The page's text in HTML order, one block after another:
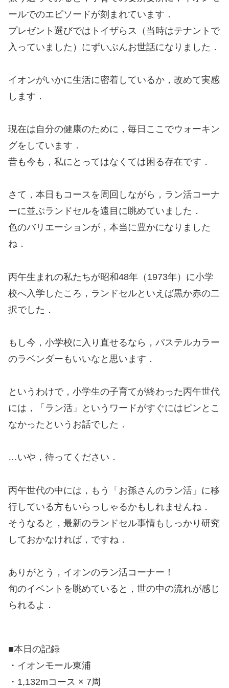
ールでのエピソードが刻まれています．
プレゼント選びではトイザらス（当時はテナントで
入っていました）にずいぶんお世話になりました．
イオンがいかに生活に密着しているか，改めて実感
します．
現在は自分の健康のために，毎日ここでウォーキン
グをしています．
昔も今も，私にとってはなくては困る存在です．
さて，本日もコースを周回しながら，ラン活コーナ
ーに並ぶランドセルを遠目に眺めていました．
色のバリエーションが，本当に豊かになりました
ね．
丙午生まれの私たちが昭和48年（1973年）に小学
校へ入学したころ，ランドセルといえば黒か赤の二
択でした．
もし今，小学校に入り直せるなら，パステルカラー
のラベンダーもいいなと思います．
というわけで，小学生の子育てが終わった丙午世代
には，「ラン活」というワードがすぐにはピンとこ
なかったというお話でした．
…いや，待ってください．
丙午世代の中には，もう「お孫さんのラン活」に移
行している方もいらっしゃるかもしれませんね．
そうなると，最新のランドセル事情もしっかり研究
しておかなければ，ですね．
ありがとう，イオンのラン活コーナー！
旬のイベントを眺めていると，世の中の流れが感じ
られるよ．
■本日の記録
・イオンモール東浦
・1,132mコース × 7周